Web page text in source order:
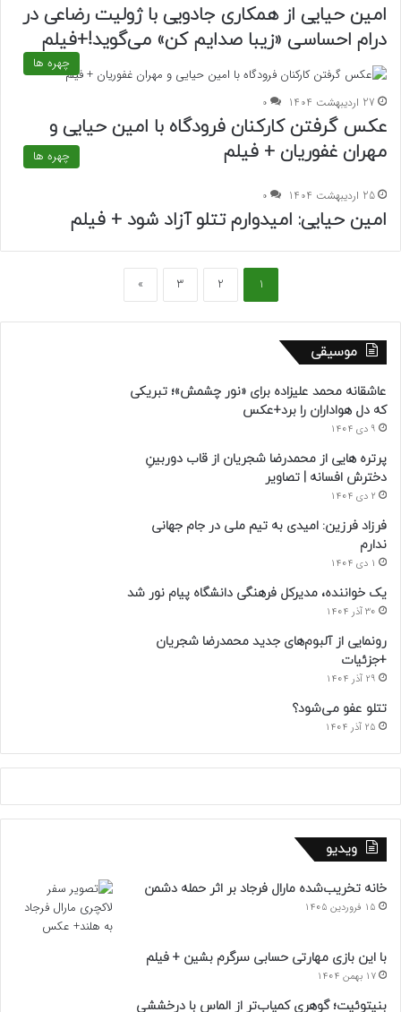
امین حیایی از همکاری جادویی با ژولیت رضاعی در
درام احساسی «زیبا صدایم کن» می‌گوید!+فیلم
چهره ها
27 اردیبهشت 1404 0
عکس گرفتن کارکنان فرودگاه با امین حیایی و
مهران غفوریان + فیلم
چهره ها
25 اردیبهشت 1404 0
امین حیایی: امیدوارم تتلو آزاد شود + فیلم
1
2
3
»
موسیقی
عاشقانه محمد علیزاده برای «نور چشمش»؛ تبریکی
که دل هواداران را برد+عکس
9 دی 1404
پرتره هایی از محمدرضا شجریان از قاب دوربینِ
دخترش افسانه | تصاویر
2 دی 1404
فرزاد فرزین: امیدی به تیم ملی در جام جهانی
ندارم
1 دی 1404
یک خواننده، مدیرکل فرهنگی دانشگاه پیام نور شد
30 آذر 1404
رونمایی از آلبوم‌های جدید محمدرضا شجریان
+جزئیات
29 آذر 1404
تتلو عفو می‌شود؟
25 آذر 1404
ویدیو
خانه تخریب‌شده مارال فرجاد بر اثر حمله دشمن
15 فروردین 1405
با این بازی مهارتی حسابی سرگرم بشین + فیلم
17 بهمن 1404
بنیتوئیت؛ گوهری کمیاب‌تر از الماس با درخششی